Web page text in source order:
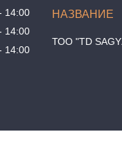
14:00
14:00
14:00
ТОО "TD